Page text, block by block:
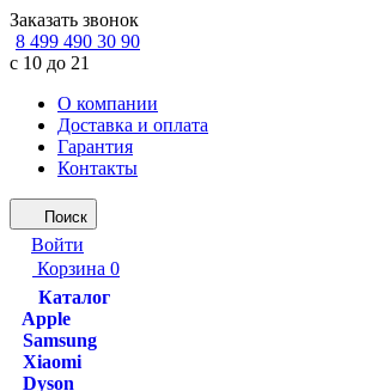
Заказать звонок
8 499 490 30 90
с 10 до 21
О компании
Доставка и оплата
Гарантия
Контакты
Поиск
Войти
Корзина 0
Каталог
Apple
Samsung
Xiaomi
Dyson